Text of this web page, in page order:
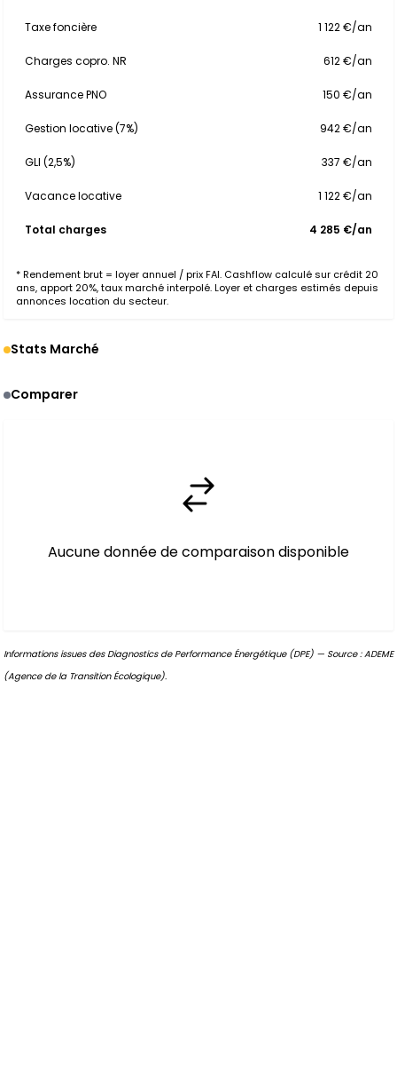
Taxe foncière 1 122 €/an
Charges copro. NR 612 €/an
Assurance PNO 150 €/an
Gestion locative (7%) 942 €/an
GLI (2,5%) 337 €/an
Vacance locative 1 122 €/an
Total charges 4 285 €/an
* Rendement brut = loyer annuel / prix FAI. Cashflow calculé sur crédit 20
ans, apport 20%, taux marché interpolé. Loyer et charges estimés depuis
annonces location du secteur.
Stats Marché
Comparer
Aucune donnée de comparaison disponible
Informations issues des Diagnostics de Performance Énergétique (DPE) — Source : ADEME
(Agence de la Transition Écologique).